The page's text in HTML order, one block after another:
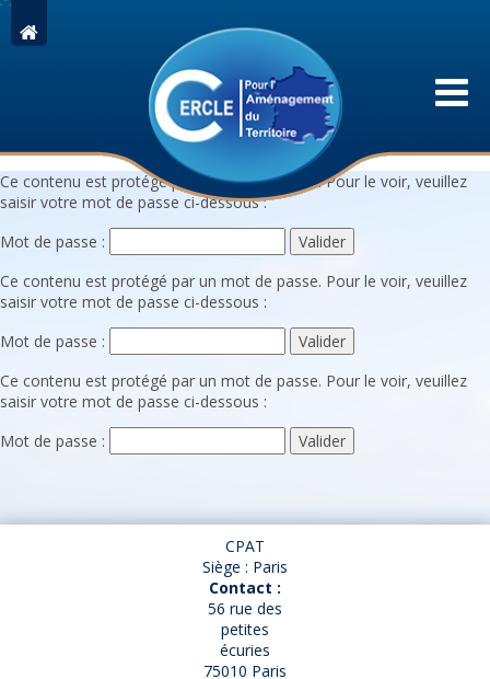
Ce contenu est protégé par un mot de passe. Pour le voir, veuillez
saisir votre mot de passe ci-dessous :
Mot de passe :
Ce contenu est protégé par un mot de passe. Pour le voir, veuillez
saisir votre mot de passe ci-dessous :
Mot de passe :
Ce contenu est protégé par un mot de passe. Pour le voir, veuillez
saisir votre mot de passe ci-dessous :
Mot de passe :
CPAT
Siège : Paris
Contact :
56 rue des
petites
écuries
75010 Paris